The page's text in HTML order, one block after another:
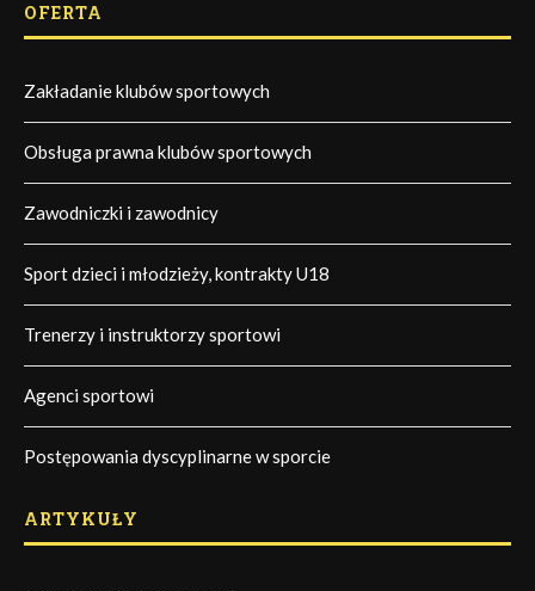
OFERTA
Zakładanie klubów sportowych
Obsługa prawna klubów sportowych
Zawodniczki i zawodnicy
Sport dzieci i młodzieży, kontrakty U18
Trenerzy i instruktorzy sportowi
Agenci sportowi
Postępowania dyscyplinarne w sporcie
ARTYKUŁY